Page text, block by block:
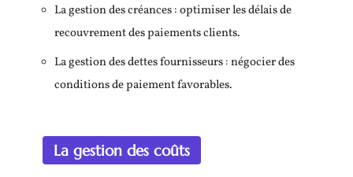
La gestion des créances : optimiser les délais de
recouvrement des paiements clients.
La gestion des dettes fournisseurs : négocier des
conditions de paiement favorables.
La gestion des coûts